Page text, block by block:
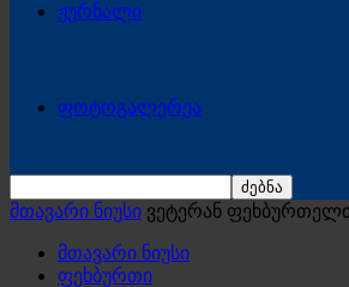
ჟურნალი
ფოტოგალერეა
მთავარი ნიუსი ვეტერან
მთავარი ნიუსი
ფეხბურთი